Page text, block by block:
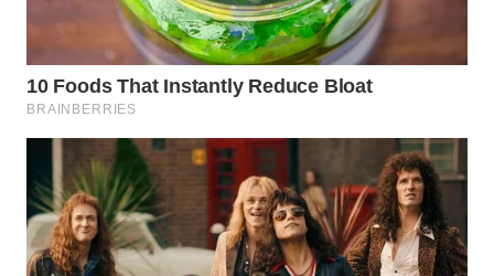
TANGERANG
WN
BINJAI
CIREBON
WN
INDRAMAYU